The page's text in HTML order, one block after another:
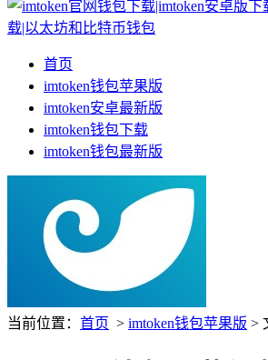
首页
imtoken钱包苹果版
imtoken安卓最新版
imtoken钱包下载
imtoken钱包最新版
当前位置： 首页 > imtoken钱包苹果版 >